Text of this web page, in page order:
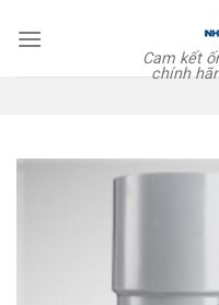
Cam kết
chính